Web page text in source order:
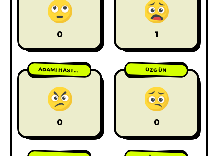
0 1
ADAMI HASTA ETME
0
ÜZGÜN
0